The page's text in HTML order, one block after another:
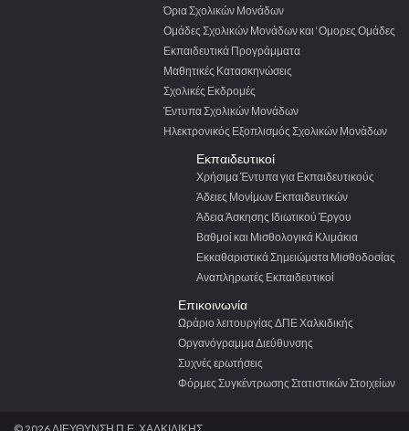
Όρια Σχολικών Μονάδων
Ομάδες Σχολικών Μονάδων και ‘Ομορες Ομάδες
Εκπαιδευτικά Προγράμματα
Μαθητικές Κατασκηνώσεις
Σχολικές Εκδρομές
Έντυπα Σχολικών Μονάδων
Ηλεκτρονικός Εξοπλισμός Σχολικών Μονάδων
Εκπαιδευτικοί
Χρήσιμα Έντυπα για Εκπαιδευτικούς
Άδειες Μονίμων Εκπαιδευτικών
Άδεια Άσκησης Ιδιωτικού Έργου
Βαθμοί και Μισθολογικά Κλιμάκια
Εκκαθαριστικά Σημειώματα Μισθοδοσίας
Αναπληρωτές Εκπαιδευτικοί
Επικοινωνία
Ωράριο λειτουργίας ΔΠΕ Χαλκιδικής
Οργανόγραμμα Διεύθυνσης
Συχνές ερωτήσεις
Φόρμες Συγκέντρωσης Στατιστικών Στοιχείων